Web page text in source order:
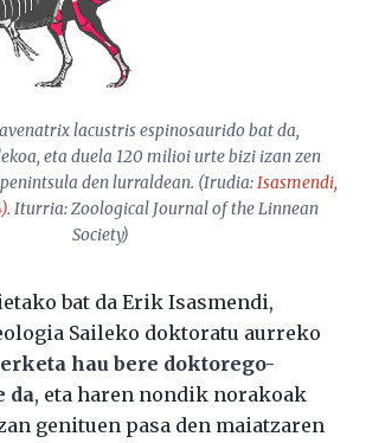
lacustrisespinosaurido bat da,
eta duela 120 milioi urte bizi izan zen
den lurraldean. (Irudia:Isasmendi,
. Iturria: Zoological Journal of the Linnean
Society)
bat da Erik Isasmendi,
Saileko doktoratu aurreko
hau bere doktorego-
da, eta haren nondik norakoak
genituen pasa den maiatzaren